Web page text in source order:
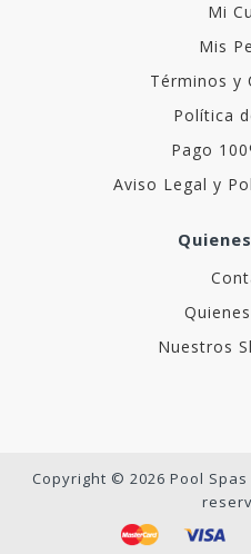
Mi
Mis
Términos y
Política
Pago
Aviso Legal y
Nuestros
Copyright © 2026 Pool